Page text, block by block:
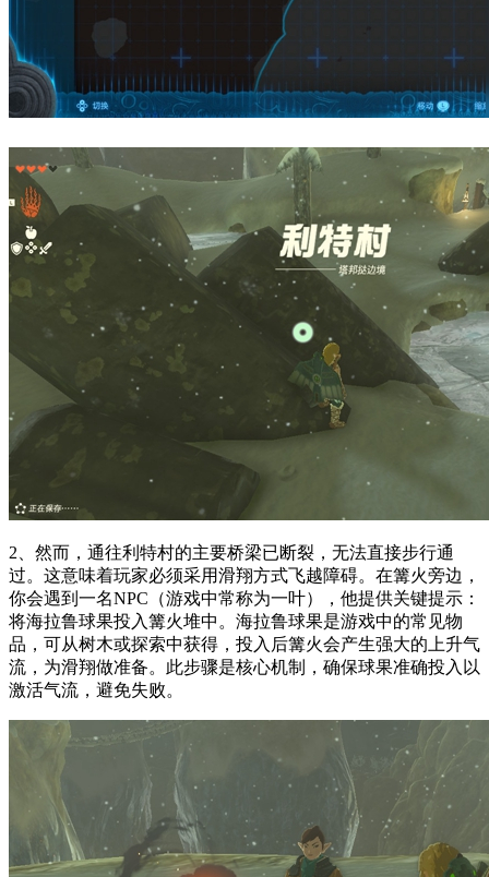
2、然而，通往利特村的主要桥梁已断裂，无法直接步行通
过。这意味着玩家必须采用滑翔方式飞越障碍。在篝火旁边，
你会遇到一名NPC（游戏中常称为一叶），他提供关键提示：
将海拉鲁球果投入篝火堆中。海拉鲁球果是游戏中的常见物
品，可从树木或探索中获得，投入后篝火会产生强大的上升气
流，为滑翔做准备。此步骤是核心机制，确保球果准确投入以
激活气流，避免失败。